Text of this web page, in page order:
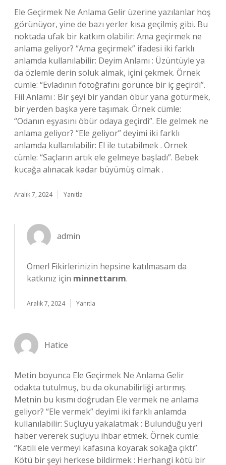
Ele Geçirmek Ne Anlama Gelir üzerine yazılanlar hoş
görünüyor, yine de bazı yerler kısa geçilmiş gibi. Bu
noktada ufak bir katkım olabilir: Ama geçirmek ne
anlama geliyor? “Ama geçirmek” ifadesi iki farklı
anlamda kullanılabilir: Deyim Anlamı : Üzüntüyle ya
da özlemle derin soluk almak, içini çekmek. Örnek
cümle: “Evladının fotoğrafını görünce bir iç geçirdi”.
Fiil Anlamı : Bir şeyi bir yandan öbür yana götürmek,
bir yerden başka yere taşımak. Örnek cümle:
“Odanın eşyasını öbür odaya geçirdi”. Ele gelmek ne
anlama geliyor? “Ele geliyor” deyimi iki farklı
anlamda kullanılabilir: El ile tutabilmek . Örnek
cümle: “Saçların artık ele gelmeye başladı”. Bebek
kucağa alınacak kadar büyümüş olmak .
Aralık 7, 2024 Yanıtla
admin
Ömer! Fikirlerinizin hepsine katılmasam da
katkınız için minnettarım.
Aralık 7, 2024 Yanıtla
Hatice
Metin boyunca Ele Geçirmek Ne Anlama Gelir
odakta tutulmuş, bu da okunabilirliği artırmış.
Metnin bu kısmı doğrudan Ele vermek ne anlama
geliyor? “Ele vermek” deyimi iki farklı anlamda
kullanılabilir: Suçluyu yakalatmak : Bulunduğu yeri
haber vererek suçluyu ihbar etmek. Örnek cümle:
“Katili ele vermeyi kafasına koyarak sokağa çıktı”.
Kötü bir şeyi herkese bildirmek : Herhangi kötü bir